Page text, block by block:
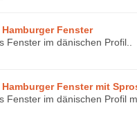
Fenster
Fenster im dänischen Profil..
Fenster mit
Fenster im dänischen Profil